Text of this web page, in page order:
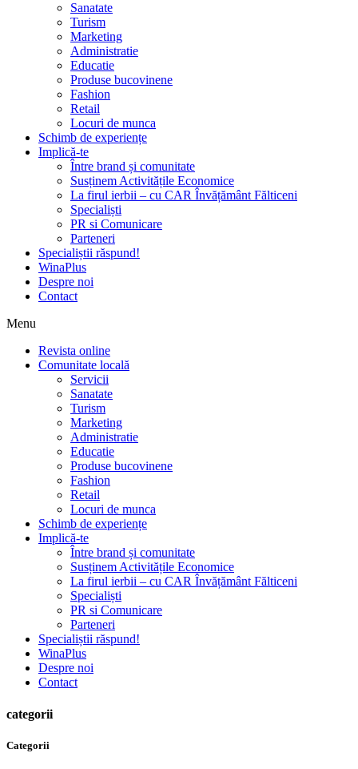
Sanatate
Turism
Marketing
Administratie
Educatie
Produse bucovinene
Fashion
Retail
Locuri de munca
Schimb de experiențe
Implică-te
Între brand și comunitate
Susținem Activitățile Economice
La firul ierbii – cu CAR Învățământ Fălticeni
Specialiști
PR si Comunicare
Parteneri
Specialiștii răspund!
WinaPlus
Despre noi
Contact
Menu
Revista online
Comunitate locală
Servicii
Sanatate
Turism
Marketing
Administratie
Educatie
Produse bucovinene
Fashion
Retail
Locuri de munca
Schimb de experiențe
Implică-te
Între brand și comunitate
Susținem Activitățile Economice
La firul ierbii – cu CAR Învățământ Fălticeni
Specialiști
PR si Comunicare
Parteneri
Specialiștii răspund!
WinaPlus
Despre noi
Contact
categorii
Categorii